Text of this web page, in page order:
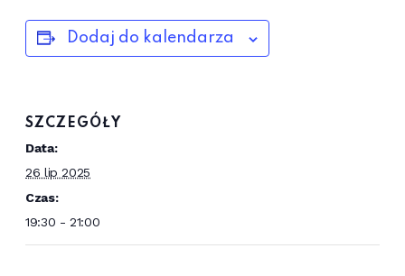
Dodaj do kalendarza
SZCZEGÓŁY
Data:
26 lip 2025
Czas:
19:30 - 21:00